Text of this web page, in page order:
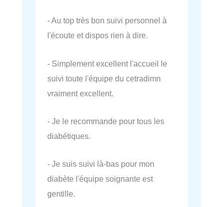
- Au top très bon suivi personnel à
l'écoute et dispos rien à dire.
- Simplement excellent l'accueil le
suivi toute l'équipe du cetradimn
vraiment excellent.
- Je le recommande pour tous les
diabétiques.
- Je suis suivi là-bas pour mon
diabète l'équipe soignante est
gentille.